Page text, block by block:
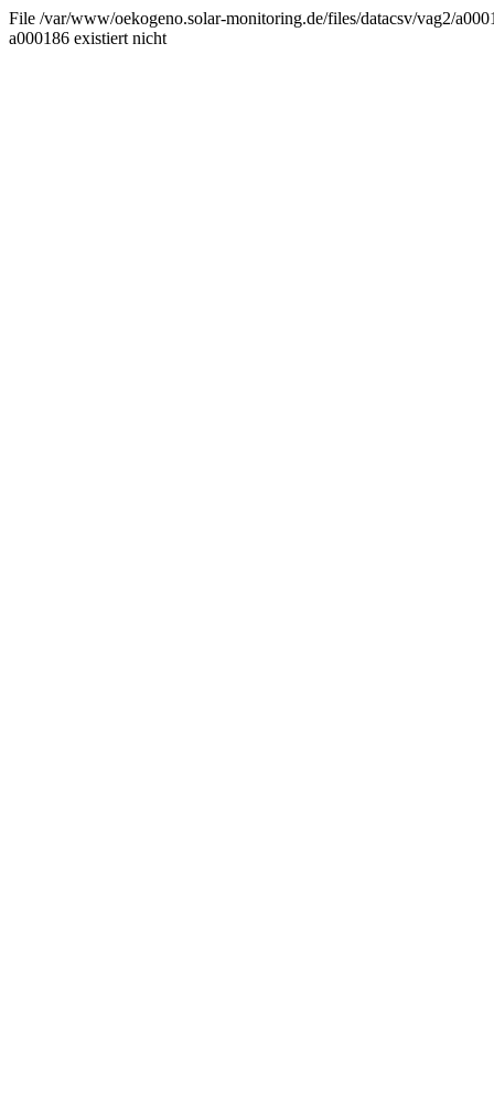
File /var/www/oekogeno.solar-monitoring.de/files/datacsv/vag2/
a000186 existiert nicht